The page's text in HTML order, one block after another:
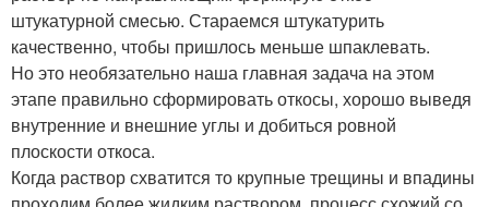
штукатурной смесью. Стараемся штукатурить
качественно, чтобы пришлось меньше шпаклевать.
Но это необязательно наша главная задача на этом
этапе правильно сформировать откосы, хорошо выведя
внутренние и внешние углы и добиться ровной
плоскости откоса.
Когда раствор схватится то крупные трещины и впадины